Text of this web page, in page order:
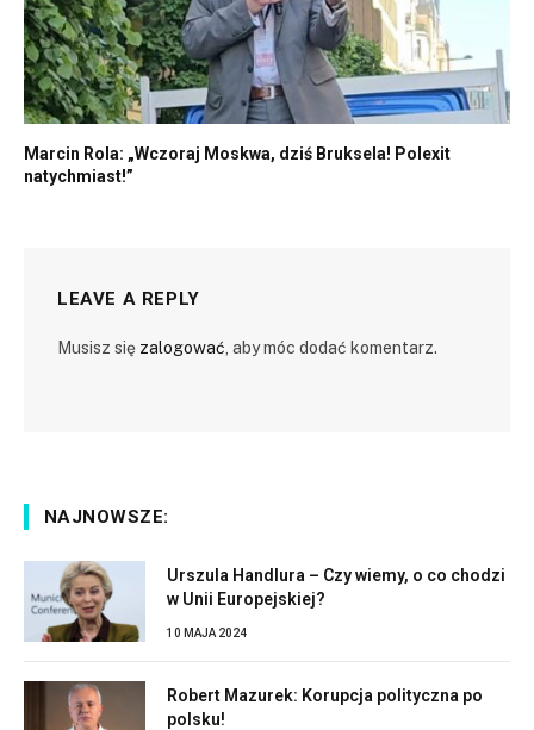
Marcin Rola: „Wczoraj Moskwa, dziś Bruksela! Polexit
natychmiast!”
LEAVE A REPLY
Musisz się zalogować , aby móc dodać komentarz.
NAJNOWSZE:
Urszula Handlura – Czy wiemy, o co chodzi
w Unii Europejskiej?
10 MAJA 2024
Robert Mazurek: Korupcja polityczna po
polsku!